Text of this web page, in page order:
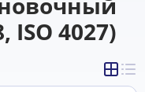
ISO 4027)